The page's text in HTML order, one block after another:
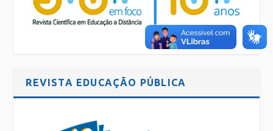
REVISTA EDUCAÇÃO PÚBLICA